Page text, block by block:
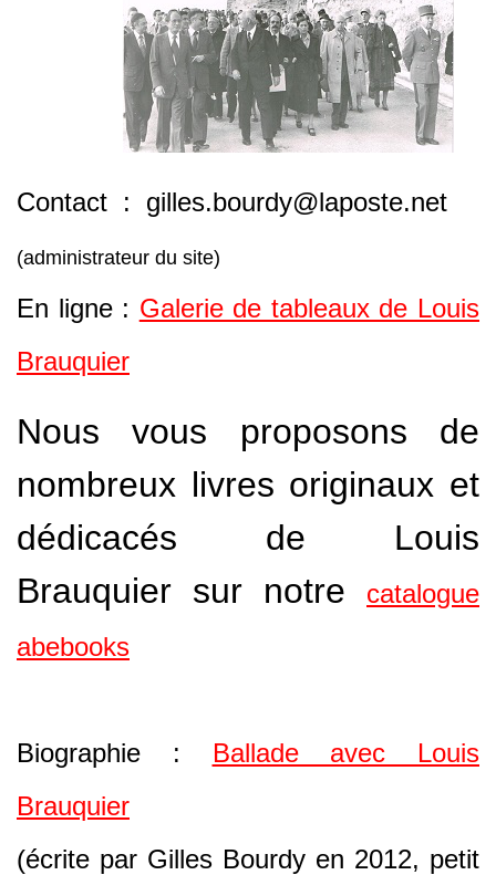
Contact : gilles.bourdy@laposte.net
(administrateur du site)
En ligne : Galerie de tableaux de Louis
Brauquier
Nous vous proposons de
nombreux livres originaux et
dédicacés de Louis
Brauquier sur notre
catalogue
abebooks
Biographie : Ballade avec Louis
Brauquier
(écrite par Gilles Bourdy en 2012, petit